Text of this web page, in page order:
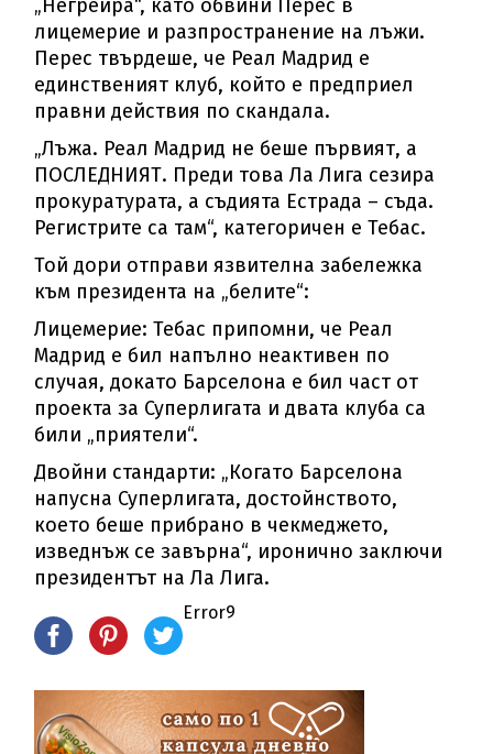
„Негрейра“, като обвини Перес в
лицемерие и разпространение на лъжи.
Перес твърдеше, че Реал Мадрид е
единственият клуб, който е предприел
правни действия по скандала.
„Лъжа. Реал Мадрид не беше първият, а
ПОСЛЕДНИЯТ. Преди това Ла Лига сезира
прокуратурата, а съдията Естрада – съда.
Регистрите са там“, категоричен е Тебас.
Той дори отправи язвителна забележка
към президента на „белите“:
Лицемерие: Тебас припомни, че Реал
Мадрид е бил напълно неактивен по
случая, докато Барселона е бил част от
проекта за Суперлигата и двата клуба са
били „приятели“.
Двойни стандарти: „Когато Барселона
напусна Суперлигата, достойнството,
което беше прибрано в чекмеджето,
изведнъж се завърна“, иронично заключи
президентът на Ла Лига.
Error9